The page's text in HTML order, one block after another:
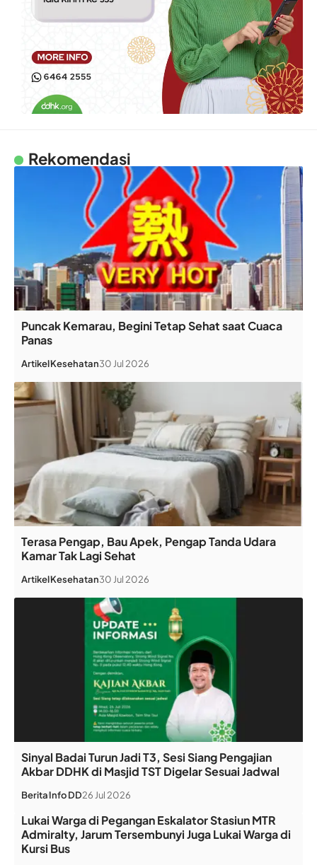
Rekomendasi
Puncak Kemarau, Begini Tetap Sehat saat Cuaca
Panas
ArtikelKesehatan30 Jul 2026
Terasa Pengap, Bau Apek, Pengap Tanda Udara
Kamar Tak Lagi Sehat
ArtikelKesehatan30 Jul 2026
Sinyal Badai Turun Jadi T3, Sesi Siang Pengajian
Akbar DDHK di Masjid TST Digelar Sesuai Jadwal
BeritaInfo DD26 Jul 2026
Lukai Warga di Pegangan Eskalator Stasiun MTR
Admiralty, Jarum Tersembunyi Juga Lukai Warga di
Kursi Bus